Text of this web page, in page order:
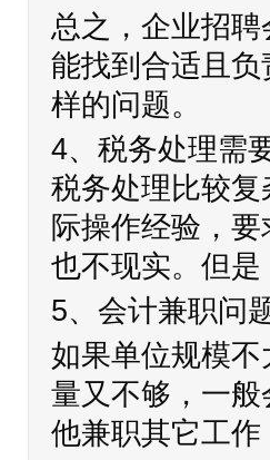
总之，企业招
能找到合适且
样的问题。
4、税务处理需
税务处理比较
际操作经验，
也不现实。但
5、会计兼职问
如果单位规模
量又不够，一
他兼职其它工